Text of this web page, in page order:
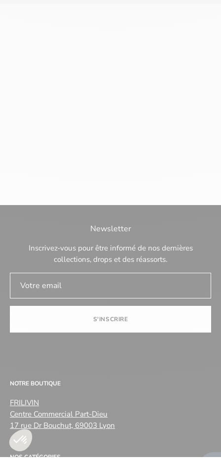
Newsletter
Inscrivez-vous pour être informé de nos dernières
collections, drops et des réassorts.
S'INSCRIRE
NOTRE BOUTIQUE
FRILIVIN
Centre Commercial Part-Dieu
17 rue Dr Bouchut, 69003 Lyon
NOS CATÉGORIES